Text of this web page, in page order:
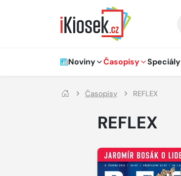
Hlavní navigace
Noviny Časopisy Speciály
Časopisy REFLEX
REFLEX